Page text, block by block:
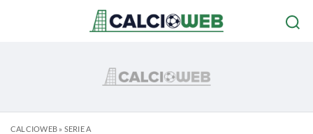
CALCIOWEB» SERIE A